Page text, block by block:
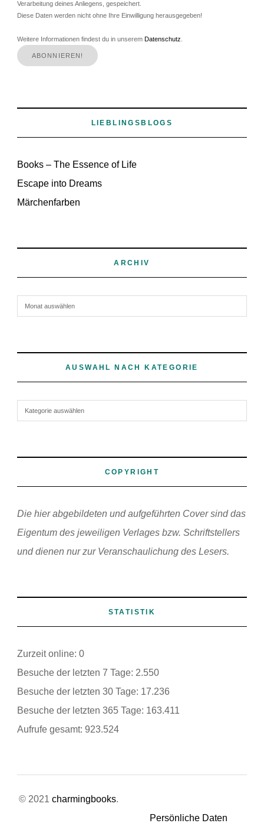
Verarbeitung deines Anliegens, gespeichert.
Diese Daten werden nicht ohne Ihre Einwilligung herausgegeben!
Weitere Informationen findest du in unserem Datenschutz
LIEBLINGSBLOGS
Books – The Essence of Life
Escape into Dreams
Märchenfarben
ARCHIV
AUSWAHL NACH KATEGORIE
COPYRIGHT
Die hier abgebildeten und aufgeführten Cover sind das
Eigentum des jeweiligen Verlages bzw. Schriftstellers
und dienen nur zur Veranschaulichung des Lesers.
STATISTIK
Zurzeit online: 0
Besuche der letzten 7 Tage: 2.550
Besuche der letzten 30 Tage: 17.236
Besuche der letzten 365 Tage: 163.411
Aufrufe gesamt: 923.524
© 2021 charmingbooks.
Persönliche Daten